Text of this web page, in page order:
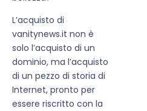
L’acquisto di
vanitynews.it non è
solo l’acquisto di un
dominio, ma l’acquisto
di un pezzo di storia di
Internet, pronto per
essere riscritto con la